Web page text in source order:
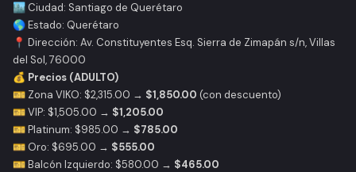
🏙️ Ciudad: Santiago de Querétaro
🌎 Estado: Querétaro
📍 Dirección: Av. Constituyentes Esq. Sierra de Zimapán s/n, Villas
del Sol, 76000
💰 Precios (ADULTO)
🎫 Zona VIKO: $2,315.00 → $1,850.00 (con descuento)
🎫 VIP: $1,505.00 → $1,205.00
🎫 Platinum: $985.00 → $785.00
🎫 Oro: $695.00 → $555.00
🎫 Balcón Izquierdo: $580.00 → $465.00